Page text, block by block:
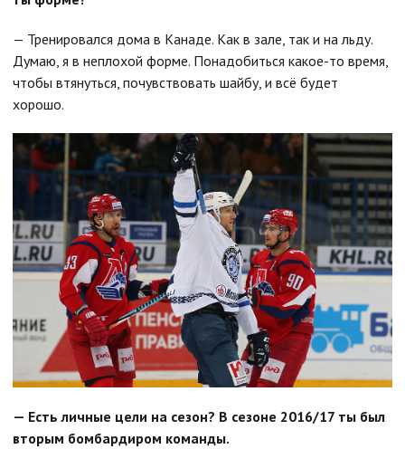
— Тренировался дома в Канаде. Как в зале, так и на льду.
Думаю, я в неплохой форме. Понадобиться какое-то время,
чтобы втянуться, почувствовать шайбу, и всё будет
хорошо.
— Есть личные цели на сезон? В сезоне 2016/17 ты был
вторым бомбардиром команды.